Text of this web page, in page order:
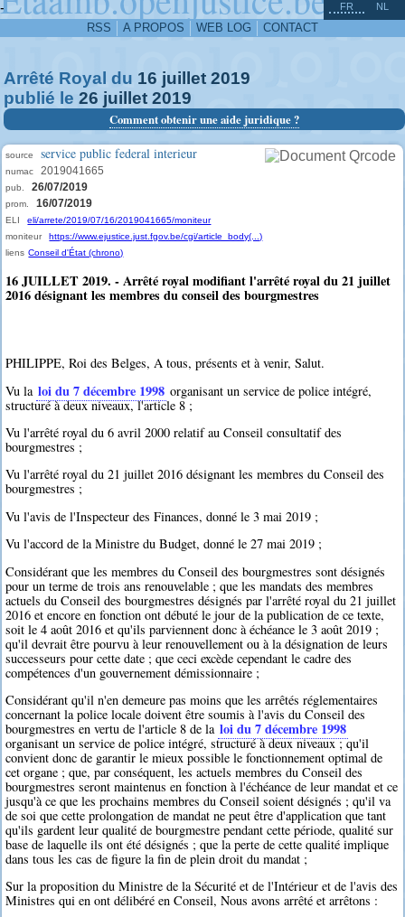
-
RSS A PROPOS WEB LOG CONTACT
FR NL
Arrêté Royal du 16 juillet 2019
publié le 26 juillet 2019
Comment obtenir une aide juridique ?
source service public federal interieur
numac 2019041665
pub. 26/07/2019
prom. 16/07/2019
ELI
eli/arrete/2019/07/16/2019041665/moniteur
moniteur
https://www.ejustice.just.fgov.be/cgi/article_body(...)
liens Conseil d'État (chrono)
16 JUILLET 2019. - Arrêté royal modifiant l'arrêté royal du 21 juillet
2016 désignant les membres du conseil des bourgmestres
PHILIPPE, Roi des Belges, A tous, présents et à venir, Salut.
Vu la loi du 7 décembre 1998 organisant un service de police intégré,
structuré à deux niveaux, l'article 8 ;
Vu l'arrêté royal du 6 avril 2000 relatif au Conseil consultatif des
bourgmestres ;
Vu l'arrêté royal du 21 juillet 2016 désignant les membres du Conseil des
bourgmestres ;
Vu l'avis de l'Inspecteur des Finances, donné le 3 mai 2019 ;
Vu l'accord de la Ministre du Budget, donné le 27 mai 2019 ;
Considérant que les membres du Conseil des bourgmestres sont désignés
pour un terme de trois ans renouvelable ; que les mandats des membres
actuels du Conseil des bourgmestres désignés par l'arrêté royal du 21 juillet
2016 et encore en fonction ont débuté le jour de la publication de ce texte,
soit le 4 août 2016 et qu'ils parviennent donc à échéance le 3 août 2019 ;
qu'il devrait être pourvu à leur renouvellement ou à la désignation de leurs
successeurs pour cette date ; que ceci excède cependant le cadre des
compétences d'un gouvernement démissionnaire ;
Considérant qu'il n'en demeure pas moins que les arrêtés réglementaires
concernant la police locale doivent être soumis à l'avis du Conseil des
bourgmestres en vertu de l'article 8 de la loi du 7 décembre 1998
organisant un service de police intégré, structuré à deux niveaux ; qu'il
convient donc de garantir le mieux possible le fonctionnement optimal de
cet organe ; que, par conséquent, les actuels membres du Conseil des
bourgmestres seront maintenus en fonction à l'échéance de leur mandat et ce
jusqu'à ce que les prochains membres du Conseil soient désignés ; qu'il va
de soi que cette prolongation de mandat ne peut être d'application que tant
qu'ils gardent leur qualité de bourgmestre pendant cette période, qualité sur
base de laquelle ils ont été désignés ; que la perte de cette qualité implique
dans tous les cas de figure la fin de plein droit du mandat ;
Sur la proposition du Ministre de la Sécurité et de l'Intérieur et de l'avis des
Ministres qui en ont délibéré en Conseil, Nous avons arrêté et arrêtons :
^